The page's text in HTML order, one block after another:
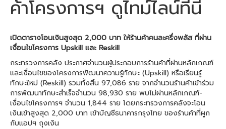
ค้าโครงการฯ ดูไทม์ไลน์ที่นี่
เปิดตารางโอนเงินสูงสุด 2,000 บาท ให้ร้านค้าคนละครึ่งพลัส ที่ผ่าน
เงื่อนไขโครงการ Upskill และ Reskill
กระทรวงการคลัง ประกาศจำนวนผู้ประกอบการร้านค้าที่ผ่านหลักเกณฑ์
และเงื่อนไขของโครงการพัฒนาความรู้ทักษะ (Upskill) หรือเรียนรู้
ทักษะใหม่ (Reskill) รวมทั้งสิ้น 97,086 ราย จากจำนวนร้านค้าเข้าร่วม
การพัฒนาทักษะสำเร็จจำนวน 98,930 ราย พบไม่ผ่านหลักเกณฑ์-
เงื่อนไขโครงการฯ จำนวน 1,844 ราย โดยกระทรวงการคลังจะโอน
เงินเข้าสูงสุด 2,000 บาท เข้าบัญชีธนาคารกรุงไทย ของร้านค้าที่ผูก
กับแอปฯ ถุงเงิน